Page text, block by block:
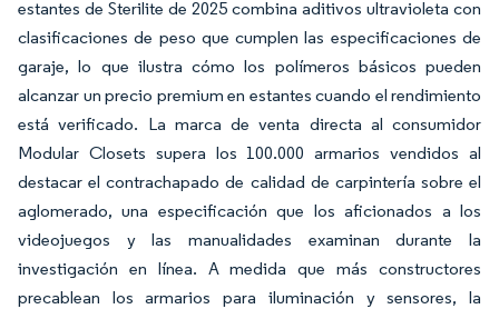
estantes de Sterilite de 2025 combina aditivos ultravioleta con
clasificaciones de peso que cumplen las especificaciones de
garaje, lo que ilustra cómo los polímeros básicos pueden
alcanzar un precio premium en estantes cuando el rendimiento
está verificado. La marca de venta directa al consumidor
Modular Closets supera los 100.000 armarios vendidos al
destacar el contrachapado de calidad de carpintería sobre el
aglomerado, una especificación que los aficionados a los
videojuegos y las manualidades examinan durante la
investigación en línea. A medida que más constructores
precablean los armarios para iluminación y sensores, la